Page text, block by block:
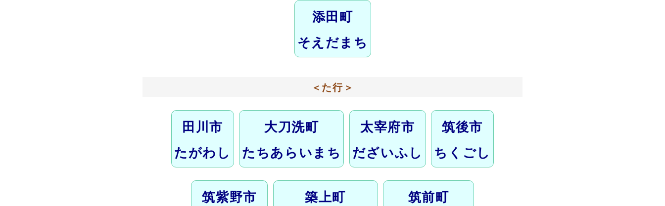
添田町
そえだまち
＜た行＞
田川市
たがわし
大刀洗町
たちあらいまち
太宰府市
だざいふし
筑後市
ちくごし
筑紫野市 築上町 筑前町